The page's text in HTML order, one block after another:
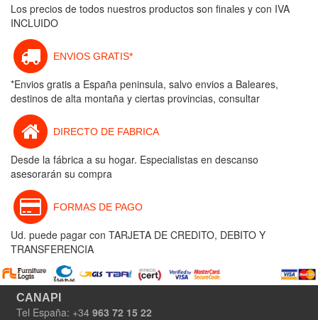
Los precios de todos nuestros productos son finales y con IVA
INCLUIDO
ENVIOS GRATIS*
*Envios gratis a España peninsula, salvo envios a Baleares,
destinos de alta montaña y ciertas provincias, consultar
DIRECTO DE FABRICA
Desde la fábrica a su hogar. Especialistas en descanso
asesorarán su compra
FORMAS DE PAGO
Ud. puede pagar con TARJETA DE CREDITO, DEBITO Y
TRANSFERENCIA
CANAPI
Tel España: +34 963 72 15 22